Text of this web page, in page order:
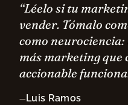
“Léelo si tu
vender. Tómalo
como
más marketing que
accionable
— Luis Ramos